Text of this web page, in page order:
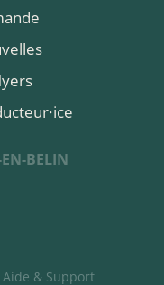
BELIN
Aide & Support